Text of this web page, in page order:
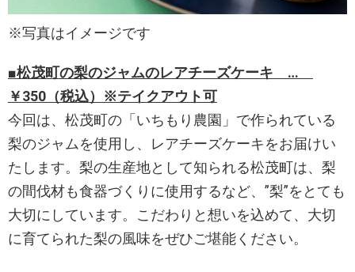
※写真はイメージです
■松茂町の梨のジャムのレアチーズケーキ …
￥350（税込）※テイクアウト可
今回は、松茂町の「いちもり農園」で作られている
梨のジャムを使用し、レアチーズケーキをお届けい
たします。梨の生産地として知られる松茂町は、梨
の間伐材も食器づくりに使用するなど、”梨”をとても
大切にしています。こだわりと想いを込めて、大切
に育てられた梨の風味をぜひご堪能ください。